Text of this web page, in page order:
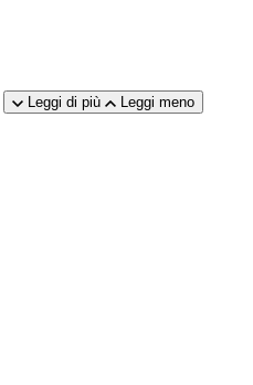
Leggi di più Leggi meno